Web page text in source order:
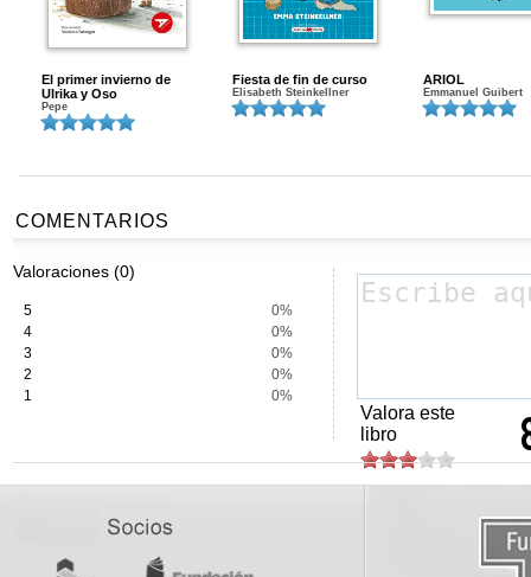
El primer invierno de
Ulrika y Oso
Pepe
Fiesta de fin de curso
Elisabeth Steinkellner
ARIOL
Emmanuel Guibert
COMENTARIOS
Valoraciones (0)
5
0%
4
0%
3
0%
2
0%
1
0%
Valora este
libro